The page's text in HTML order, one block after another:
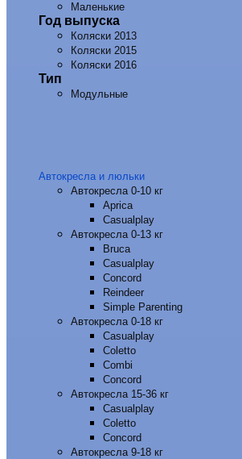
Маленькие
Год выпуска
Коляски 2013
Коляски 2015
Коляски 2016
Тип
Модульные
Автокресла и люльки
Автокресла 0-10 кг
Aprica
Casualplay
Автокресла 0-13 кг
Bruca
Casualplay
Concord
Reindeer
Simple Parenting
Автокресла 0-18 кг
Casualplay
Coletto
Combi
Concord
Автокресла 15-36 кг
Casualplay
Coletto
Concord
Автокресла 9-18 кг